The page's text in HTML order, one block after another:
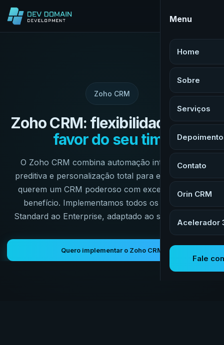
Menu
Home
Sobre
Serviços
Contato
Orin CRM
Acelerador
Fale
Zoho CRM
Zoho CRM: flexibilidade e IAa
favor do seu time
O Zoho CRM combina automação inteligente, IA
preditiva e personalização total para empresas que
querem um CRM poderoso com excelente custo-
benefício. Implementamos todos os planos, do
Standard ao Enterprise, adaptado ao seu processo.
Quero implementar o Zoho CRM